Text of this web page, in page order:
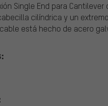
Single End para
cilíndrica y un
está hecho de acero